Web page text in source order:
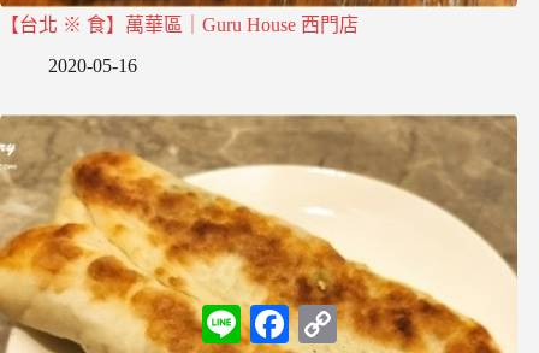
【台北 ※ 食】萬華區｜Guru House 西門店
2020-05-16
L
i
F
a
C
o